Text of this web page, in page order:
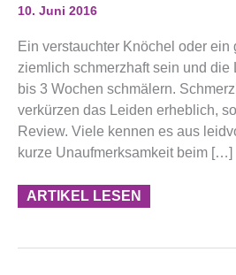
10. Juni 2016
Ein verstauchter Knöchel oder ein
ziemlich schmerzhaft sein und die
bis 3 Wochen schmälern.
verkürzen das Leiden erheblich,
Review. Viele kennen es aus
kurze Unaufmerksamkeit beim […]
ARTIKEL LESEN